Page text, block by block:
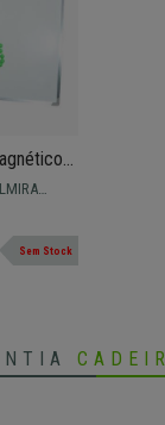
Inclui
Sem Stock